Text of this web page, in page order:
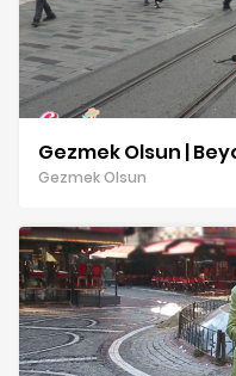
Gezmek Olsun |
Gezmek Olsun